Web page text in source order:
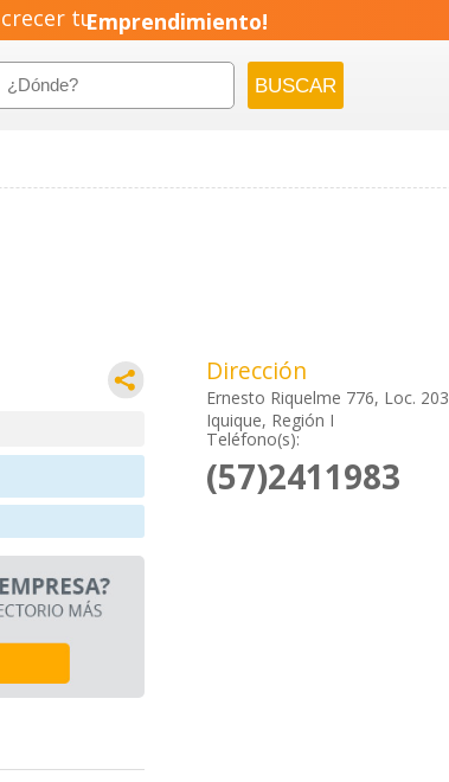
tuEmprendimiento!
Dirección
Ernesto Riquelme 776, Loc. 203
Iquique, Región I
Teléfono(s):
(57)2411983